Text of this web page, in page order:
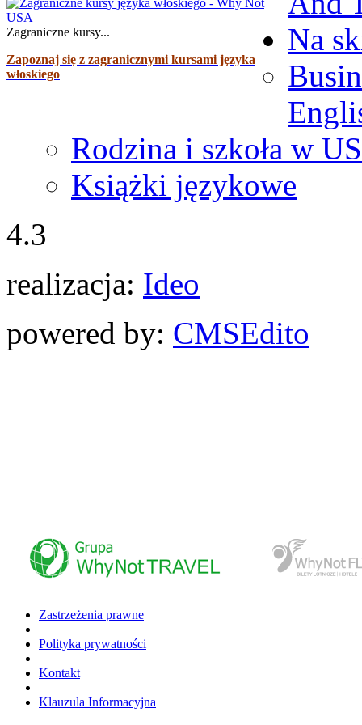
Zagraniczne kursy...
Zapoznaj się z zagranicznymi kursami języka
włoskiego
Na
Rodzina i szkoła w
Książki językowe
4.3
realizacja: Ideo
powered by: CMSEdito
Zastrzeżenia prawne
|
Polityka prywatności
|
Kontakt
|
Klauzula Informacyjna